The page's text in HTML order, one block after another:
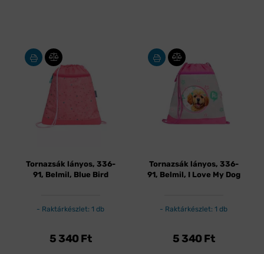
Tornazsák lányos, 336-
91, Belmil, Blue Bird
Raktárkészlet: 1 db
5 340 Ft
Tornazsák lányos, 336-
91, Belmil, I Love My Dog
Raktárkészlet: 1 db
5 340 Ft